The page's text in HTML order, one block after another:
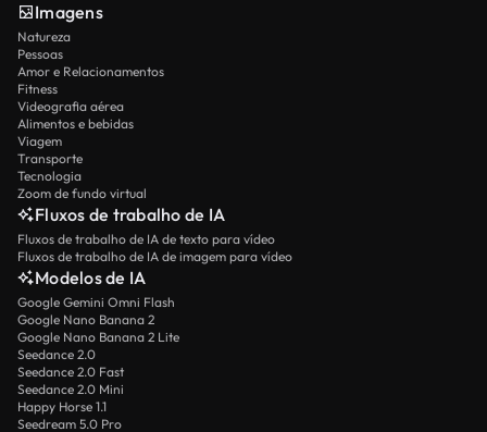
Imagens
Natureza
Pessoas
Amor e Relacionamentos
Fitness
Videografia aérea
Alimentos e bebidas
Viagem
Transporte
Tecnologia
Zoom de fundo virtual
Fluxos de trabalho de IA
Fluxos de trabalho de IA de texto para vídeo
Fluxos de trabalho de IA de imagem para vídeo
Modelos de IA
Google Gemini Omni Flash
Google Nano Banana 2
Google Nano Banana 2 Lite
Seedance 2.0
Seedance 2.0 Fast
Seedance 2.0 Mini
Happy Horse 1.1
Seedream 5.0 Pro